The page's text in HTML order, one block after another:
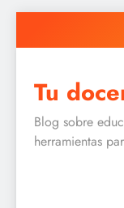
Tu
Blog sobre
herramientas